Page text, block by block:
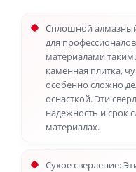
Сплошной
для
материалами
каменная плитка,
особенно сложно
оснасткой. Эти
надежность и срок
материалах.
Сухое сверление: